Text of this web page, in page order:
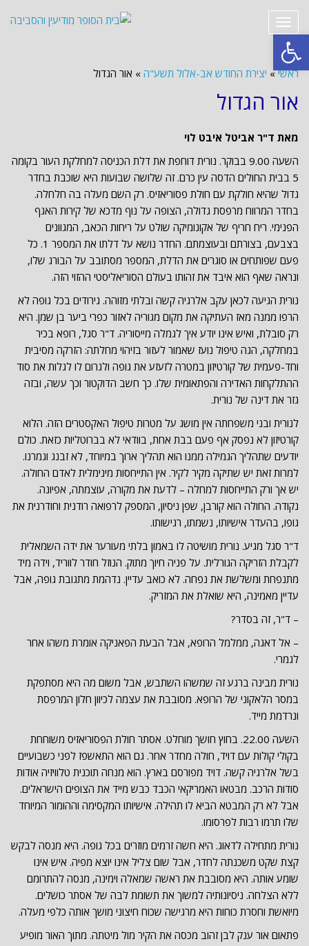
פתח סרגל נגישות
תפריט
ראשי » יצירת החודש אב-אלול תשע"ה » אור הגדול
אור הגדול
מאת ד"ר אביטל איבט לוי
השעה 9.00 בבוקר. נורית דוחפת את דלת הכניסה למחלקת העור בקומה
5 בבית החולים הדסה עין כרם. זה שלושה שבועות היא שוכבת בחדר
גדול שהיא חולקת עם חולת פסוריאזיס. רק השם מעלה בה חלחלה.
בחדר המרווח מרפסת גדולה, הצופה על נוף מדכא של קירות האגף
הפנימי. ריח חריף של אקונומיקה שולט על ריחות הכאב, המגוונים
בצבעם, בצורתם ובעוצמתם. החדר נושא על דלתו את המספר 1. כל
פעם שפותחים או סוגרים את הדלת, המספר מסתובב על הבורג שלו,
ונראה שאף הוא איבד את זהותו בעולם הסוריאליסטי ההזוי הזה.
נורית הגיעה לכאן עקב אלרגיה קשה ובלתי מזוהה. גירודים בכל גופה לא
הרפו ממנה מאז העתיקה את מקום מגוריה לאזור כפרי ביער בן שמן. היא
רק סובלת, ואיש אינו יודע איך לגמלה מייסוריה. ד"ר סגל, רופא בכיר
במחלקה, הגה טיפול נועז שאמור לעזור בזיהוי מחלתה: הזרקה מסיבית
וחד-פעמית של קורטיזון במטרה לזעזע את גופה ולגרום לו לגלות את סוד
ההתלקחות האדירה והפתאומית שלו. כך חשב הדוקטור וכך עשה, ובזה
גזר את דינה של נורית.
לנורית ובני משפחתה אין מושג על מטרות טיפול האקסטרים הזה. הלוא
קורטיזון לא נפסק אף פעם בבת אחת, בוודאי לא בברוטליות כזאת. כולם
יודעים שתהליך הגמילה ממנו הוא תהליך ארוך במיוחד, לא זבנג וגמרנו.
למרות זאת יש שתיקה מקיר לקיר. אין התייחסות מינימלית לאדם החולה.
יש אך ורק התייחסות למחלה – לדעת את מקורה, עוצמתה, אפיונה.
נקודה. החולה הוא קורבן, שפן ניסיון, המספק לרפואה רודנית וחודרנית את
גופו, בהעדר אישיותו, נשמתו, רגישותו.
ד"ר סגל מגיע. נורית מושיטה לו באמון בלתי מעורער את ידה השמאלית
לקבלת הזריקה הגורלית. על פניה חיוך מתוק. הנוזל חודר לווריד, וידה מיד
מתנפחת ומשלשת את נפחה. לא כואב עדיין. נדהמת מתגובת גופה, אבל
עדיין מאמינה, היא שואלת את המזריק.
– ד"ר, זה בסדר?
– אל דאגה, ממלמל הרופא, אבל הבעת הפאניקה אומרת משהו אחר
לגמרי.
נורית מבינה ברגע זה שמשהו השתבש, אבל משום מה היא מסתפקת
במסר הלאקוני של הרופא. מסובבת את עצמה לכיוון חלון המרפסת
ונרדמת מייד.
השעה 22.00. בחוץ חושך מוחלט. אסתר חולת הפסוריאזיס משוחחת
בקולי קולות עם דויד, חולה מחדר אחר. גם הוא התאשפז לפני כשבועיים
בשל אלרגיה קשה. דויד מפורסם בארץ. הוא מנחה תוכנית טלוויזיה אודות
סודות הרכב. מבטאו האמריקאי הכבד כבש מייד את הצופים הישראלים.
אבל לא רק המבטא הביא לו תהילה. אישיותו המקסימה וההומור המיוחד
שלו תרמו רבות לפרסומו.
נורית מתחילה לדאוג. היא חשה זרמים מוזרים בכל גופה. היא מנסה לבקש
קצת שקט משכנתה לחדר, אבל שום צליל אינו יוצא מפיה. איש אינו
שומע אותה. היא מסובבת את ראשה שמאלה וימינה, מנסה להתרומם
ללא הצלחה. ניסיונותיה למשוך את תשומת לבה של אסתר כושלים.
מיואשת וחסרת כוחות היא מרגישה שכוח חיצוני מושך אותה כלפי מעלה.
פתאום אור ענק לבן זהוב מכסה את הקיר מול מיטתה. מתוך האור מופיע